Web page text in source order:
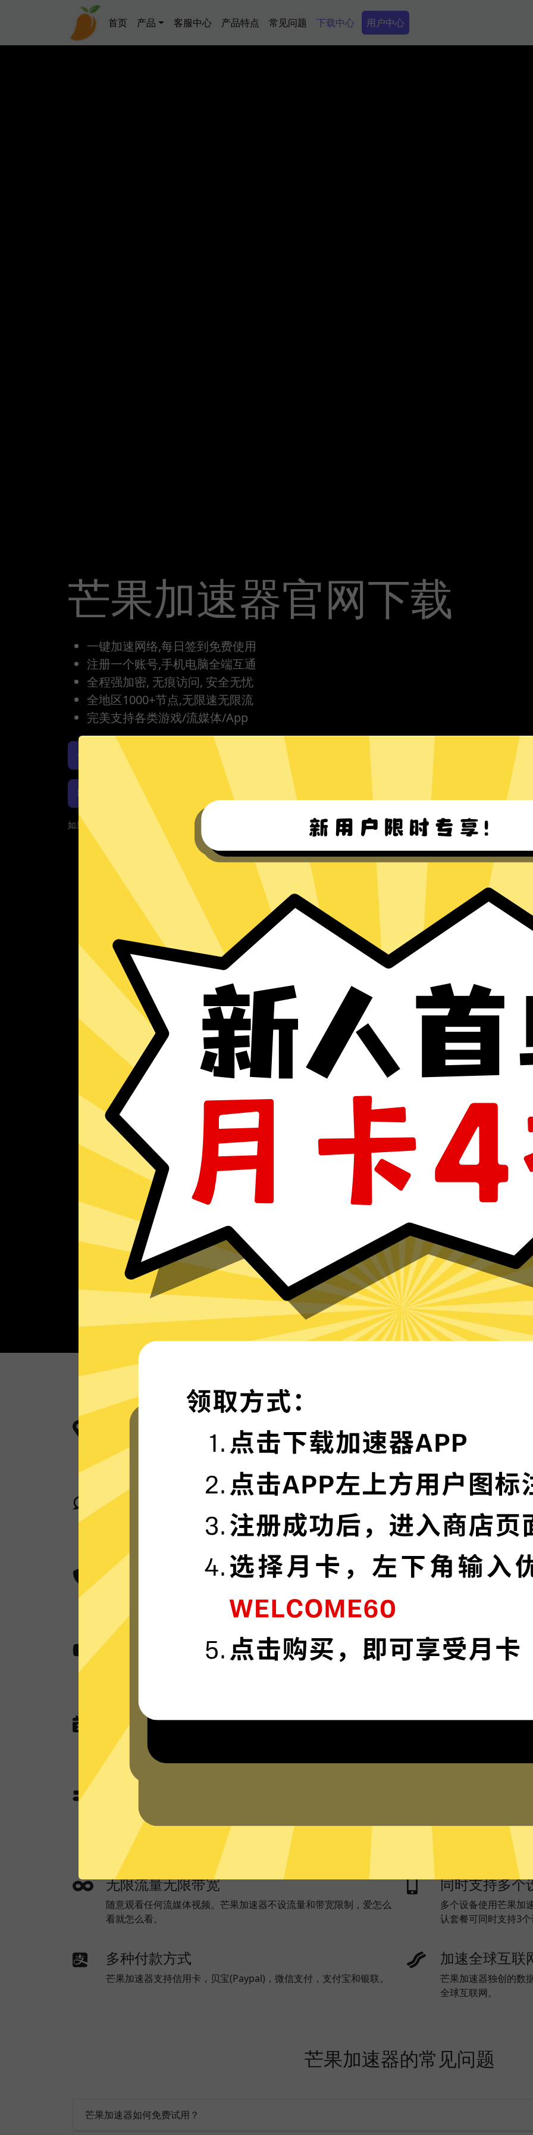
Main navigation
首页 产品 客服中心 产品特点 常见问题 下载中心 Secondary Menu
用户中心
芒果加速器官网下载
一键加速网络,每日签到免费使用
注册一个账号,手机电脑全端互通
全程强加密, 无痕访问, 安全无忧
全地区1000+节点,无限速无限流
完美支持各类游戏/流媒体/App
芒果加速器iOS版下载 芒果加速器安卓版下载
芒果加速器Windows下载 芒果加速器Mac版下载
如果您的App当前遇到问题，请重新下载App！
更多服务器地区选择
芒果加速器现已拥有超多加速服务器节点，并且还在不断增加中。
芒果加速器已为所有
卓越的连接稳定性
芒果加速器采用行业领先的自研发通信协议，深度保护特征，不论您
身在何处，都可轻松加速。
多语言界面
芒果加速器提供多种
超群的数据加密 高级数据泄漏
无国界内容 保护您的IP地
无任何网络或连接记录
芒果加速器现在没有未来也不会记录任何登录历史，网络活动，DNS
查询，以及任何可以用于识别跟踪您的信息。
在线客服
芒果加速器独有的分流模式会智能判断需要加速的网络流量，并为其
使用加速功能；不需要加速的本地流量，比如百度或者美团，则使用
本地网络来优化网速。全局模式则所有流量都走芒果加速器。
硬盘内。无硬盘服
无限流量无限带宽
随意观看任何流媒体视频。芒果加速器不设流量和带宽限制，爱怎么
看就怎么看。
同时支持多个
多个设备使用芒果加
认套餐可同时支持3
多种付款方式
芒果加速器支持信用卡，贝宝(Paypal)，微信支付，支付宝和银联。
加速全球互联
芒果加速器独创的数
全球互联网。
芒果加速器的常见问题
芒果加速器如何免费试用？